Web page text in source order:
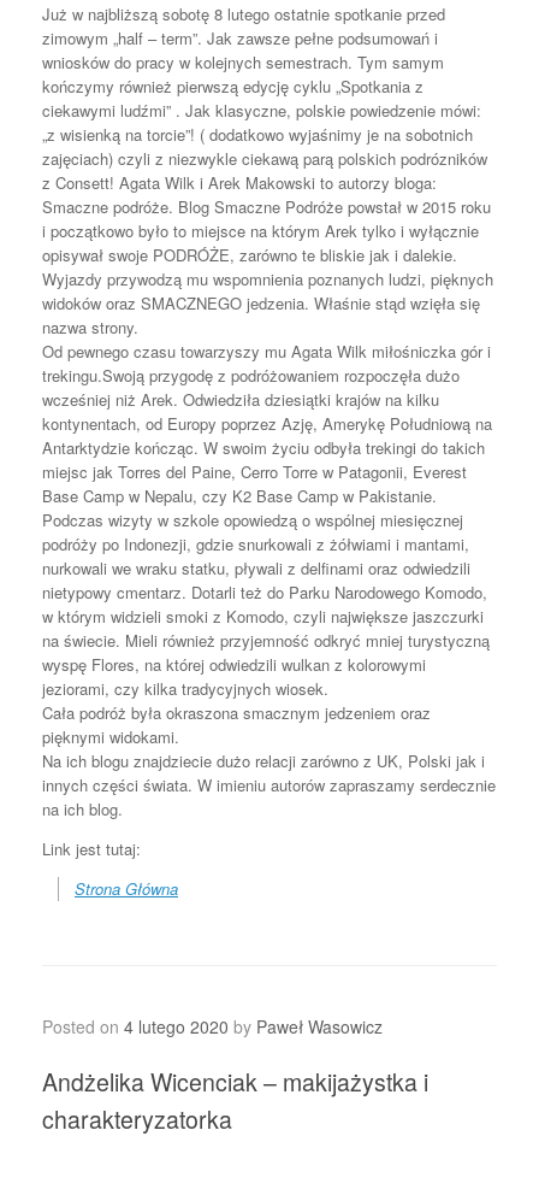
Już w najbliższą sobotę 8 lutego ostatnie spotkanie przed
zimowym „half – term”. Jak zawsze pełne podsumowań i
wniosków do pracy w kolejnych semestrach. Tym samym
kończymy również pierwszą edycję cyklu „Spotkania z
ciekawymi ludźmi” . Jak klasyczne, polskie powiedzenie mówi:
„z wisienką na torcie”! ( dodatkowo wyjaśnimy je na sobotnich
zajęciach) czyli z niezwykle ciekawą parą polskich podrózników
z Consett! Agata Wilk i Arek Makowski to autorzy bloga:
Smaczne podróże. Blog Smaczne Podróże powstał w 2015 roku
i początkowo było to miejsce na którym Arek tylko i wyłącznie
opisywał swoje PODRÓŻE, zarówno te bliskie jak i dalekie.
Wyjazdy przywodzą mu wspomnienia poznanych ludzi, pięknych
widoków oraz SMACZNEGO jedzenia. Właśnie stąd wzięła się
nazwa strony.
Od pewnego czasu towarzyszy mu Agata Wilk miłośniczka gór i
trekingu.Swoją przygodę z podróżowaniem rozpoczęła dużo
wcześniej niż Arek. Odwiedziła dziesiątki krajów na kilku
kontynentach, od Europy poprzez Azję, Amerykę Południową na
Antarktydzie kończąc. W swoim życiu odbyła trekingi do takich
miejsc jak Torres del Paine, Cerro Torre w Patagonii, Everest
Base Camp w Nepalu, czy K2 Base Camp w Pakistanie.
Podczas wizyty w szkole opowiedzą o wspólnej miesięcznej
podróży po Indonezji, gdzie snurkowali z żółwiami i mantami,
nurkowali we wraku statku, pływali z delfinami oraz odwiedzili
nietypowy cmentarz. Dotarli też do Parku Narodowego Komodo,
w którym widzieli smoki z Komodo, czyli największe jaszczurki
na świecie. Mieli również przyjemność odkryć mniej turystyczną
wyspę Flores, na której odwiedzili wulkan z kolorowymi
jeziorami, czy kilka tradycyjnych wiosek.
Cała podróż była okraszona smacznym jedzeniem oraz
pięknymi widokami.
Na ich blogu znajdziecie dużo relacji zarówno z UK, Polski jak i
innych części świata. W imieniu autorów zapraszamy serdecznie
na ich blog.
Link jest tutaj:
Strona Główna
Posted on 4 lutego 2020 by Paweł Wasowicz
Andżelika Wicenciak – makijażystka i
charakteryzatorka